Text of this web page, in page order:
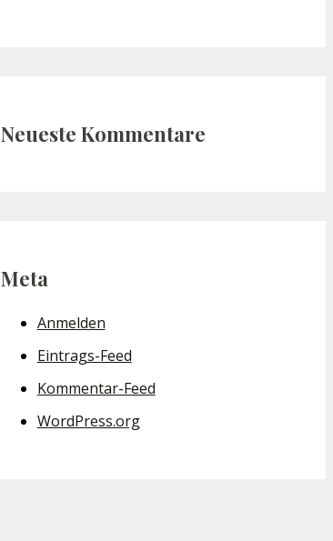
Neueste Kommentare
Meta
Anmelden
Eintrags-Feed
Kommentar-Feed
WordPress.org